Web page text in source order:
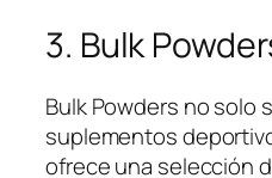
3. Bulk
Bulk Powders no solo
suplementos
ofrece una selección